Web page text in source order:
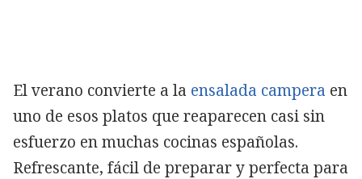
El verano convierte a la ensalada campera en
uno de esos platos que reaparecen casi sin
esfuerzo en muchas cocinas españolas.
Refrescante, fácil de preparar y perfecta para